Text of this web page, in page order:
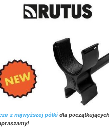
z najwyższej półki dla